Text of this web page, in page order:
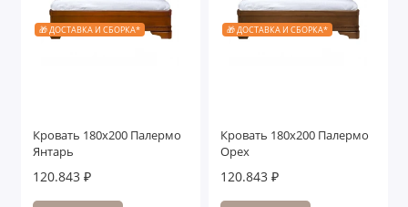
🎁 ДОСТАВКА И СБОРКА*
Кровать 180x200 Палермо
Янтарь
120.843 ₽
🎁 ДОСТАВКА И СБОРКА*
Кровать 180x200 Палермо
Орех
120.843 ₽